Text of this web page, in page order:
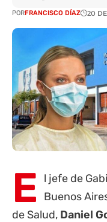
PORFRANCISCO DÍAZ 20
E l jefe de
Buenos
de Salud, Daniel